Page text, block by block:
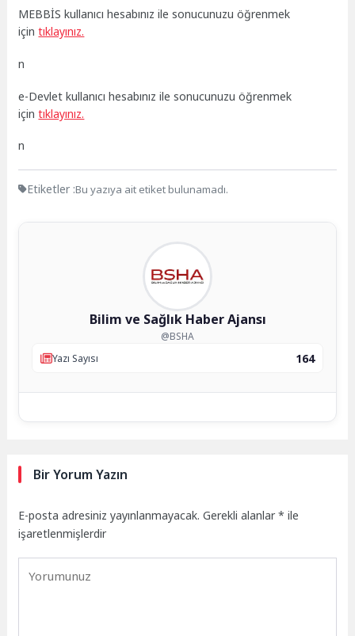
MEBBİS kullanıcı hesabınız ile sonucunuzu öğrenmek
içintıklayınız.
n
e-Devlet kullanıcı hesabınız ile sonucunuzu öğrenmek
içintıklayınız.
n
Etiketler :Bu yazıya ait etiket bulunamadı.
Bilim ve Sağlık Haber Ajansı
@BSHA
Yazı Sayısı
164
Bir Yorum Yazın
E-posta adresiniz yayınlanmayacak. Gerekli alanlar* ile
işaretlenmişlerdir